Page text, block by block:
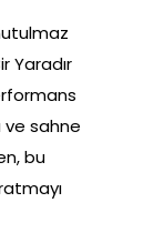
Yaradır
ve sahne
bu